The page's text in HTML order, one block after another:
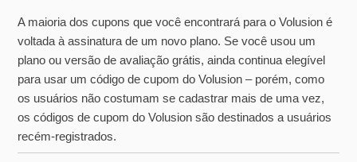
A maioria dos cupons que você encontrará para o Volusion é
voltada à assinatura de um novo plano. Se você usou um
plano ou versão de avaliação grátis, ainda continua elegível
para usar um código de cupom do Volusion – porém, como
os usuários não costumam se cadastrar mais de uma vez,
os códigos de cupom do Volusion são destinados a usuários
recém-registrados.